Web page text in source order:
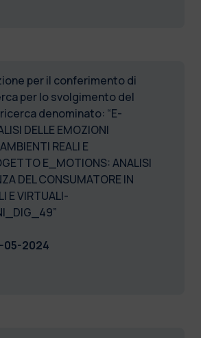
per il conferimento di
per lo svolgimento del
denominato: “E-
DELLE EMOZIONI
REALI E
E_MOTIONS: ANALISI
DEL CONSUMATORE IN
E VIRTUALI-
05-2024